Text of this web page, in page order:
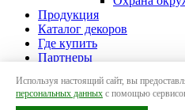
Продукция
Каталог декоров
Где купить
Партнеры
SidebarScroll To Top
Используя настоящий сайт, вы
персональных данных с помощью